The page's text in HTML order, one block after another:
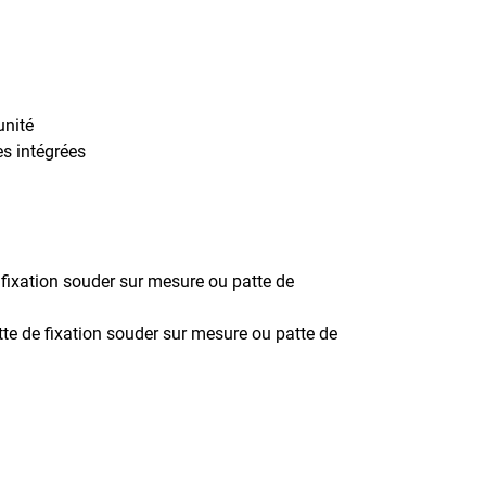
intégrées
souder sur mesure ou patte de
de fixation souder sur mesure ou patte de